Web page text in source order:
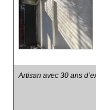
Artisan avec 30 ans